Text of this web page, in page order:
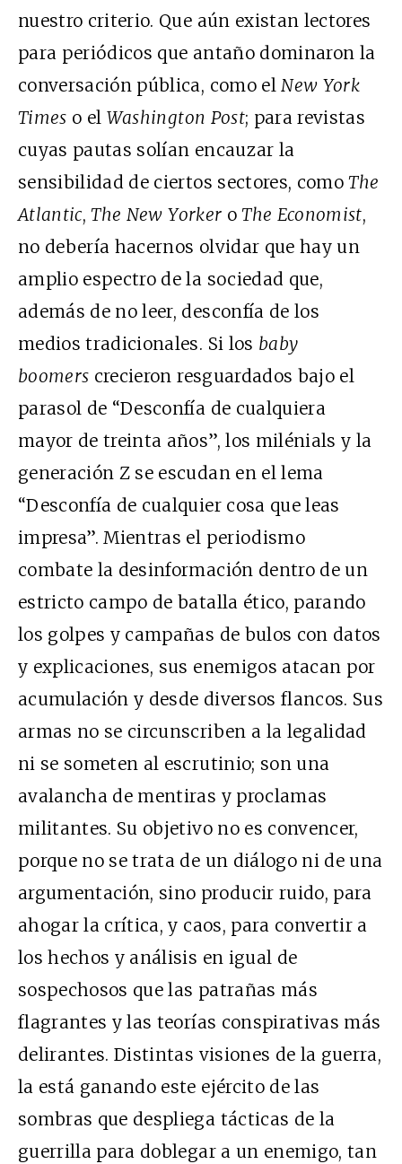
nuestro criterio. Que aún existan lectores
para periódicos que antaño dominaron la
conversación pública, como elNew York
Times o el Washington Post; para revistas
cuyas pautas solían encauzar la
sensibilidad de ciertos sectores, comoThe
Atlantic,The New Yorker oThe Economist,
no debería hacernos olvidar que hay un
amplio espectro de la sociedad que,
además de no leer, desconfía de los
medios tradicionales. Si los baby
boomers crecieron resguardados bajo el
parasol de “Desconfía de cualquiera
mayor de treinta años”, los milénials y la
generación Z se escudan en el lema
“Desconfía de cualquier cosa que leas
impresa”. Mientras el periodismo
combate la desinformación dentro de un
estricto campo de batalla ético, parando
los golpes y campañas de bulos con datos
y explicaciones, sus enemigos atacan por
acumulación y desde diversos flancos. Sus
armas no se circunscriben a la legalidad
ni se someten al escrutinio; son una
avalancha de mentiras y proclamas
militantes. Su objetivo no es convencer,
porque no se trata de un diálogo ni de una
argumentación, sino producir ruido, para
ahogar la crítica, y caos, para convertir a
los hechos y análisis en igual de
sospechosos que las patrañas más
flagrantes y las teorías conspirativas más
delirantes. Distintas visiones de la guerra,
la está ganando este ejército de las
sombras que despliega tácticas de la
guerrilla para doblegar a un enemigo, tan